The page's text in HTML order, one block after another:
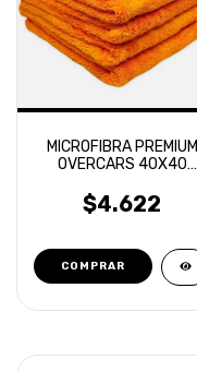
MICROFIBRA PREMIUM
OVERCARS 40X40
$4.622